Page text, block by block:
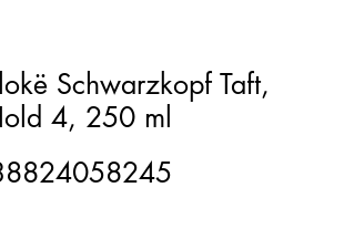
Schwarzkopf Taft,
4, 250 ml